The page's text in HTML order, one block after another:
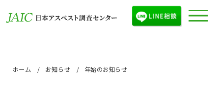
ホーム お知らせ 年始のお知らせ